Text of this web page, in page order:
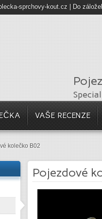
sprchovy-kout.cz Do
VAŠE RECENZE
kolečko B02
Pojezdové